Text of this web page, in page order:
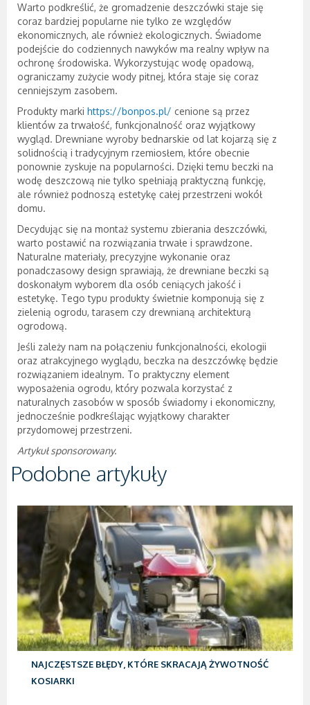
Warto podkreślić, że gromadzenie deszczówki staje się
coraz bardziej popularne nie tylko ze względów
ekonomicznych, ale również ekologicznych. Świadome
podejście do codziennych nawyków ma realny wpływ na
ochronę środowiska. Wykorzystując wodę opadową,
ograniczamy zużycie wody pitnej, która staje się coraz
cenniejszym zasobem.
Produkty marki https://bonpos.pl/ cenione są przez
klientów za trwałość, funkcjonalność oraz wyjątkowy
wygląd. Drewniane wyroby bednarskie od lat kojarzą się z
solidnością i tradycyjnym rzemiosłem, które obecnie
ponownie zyskuje na popularności. Dzięki temu beczki na
wodę deszczową nie tylko spełniają praktyczną funkcję,
ale również podnoszą estetykę całej przestrzeni wokół
domu.
Decydując się na montaż systemu zbierania deszczówki,
warto postawić na rozwiązania trwałe i sprawdzone.
Naturalne materiały, precyzyjne wykonanie oraz
ponadczasowy design sprawiają, że drewniane beczki są
doskonałym wyborem dla osób ceniących jakość i
estetykę. Tego typu produkty świetnie komponują się z
zielenią ogrodu, tarasem czy drewnianą architekturą
ogrodową.
Jeśli zależy nam na połączeniu funkcjonalności, ekologii
oraz atrakcyjnego wyglądu, beczka na deszczówkę będzie
rozwiązaniem idealnym. To praktyczny element
wyposażenia ogrodu, który pozwala korzystać z
naturalnych zasobów w sposób świadomy i ekonomiczny,
jednocześnie podkreślając wyjątkowy charakter
przydomowej przestrzeni.
Artykuł sponsorowany.
Podobne artykuły
NAJCZĘSTSZE BŁĘDY, KTÓRE SKRACAJĄ ŻYWOTNOŚĆ
KOSIARKI